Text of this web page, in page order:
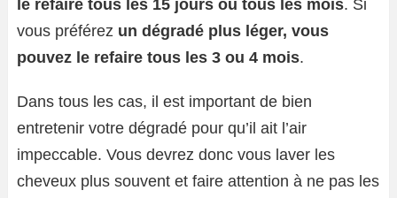
le refaire tous les 15 jours ou tous les mois. Si
vous préférez un dégradé plus léger, vous
pouvez le refaire tous les 3 ou 4 mois.
Dans tous les cas, il est important de bien
entretenir votre dégradé pour qu’il ait l’air
impeccable. Vous devrez donc vous laver les
cheveux plus souvent et faire attention à ne pas les